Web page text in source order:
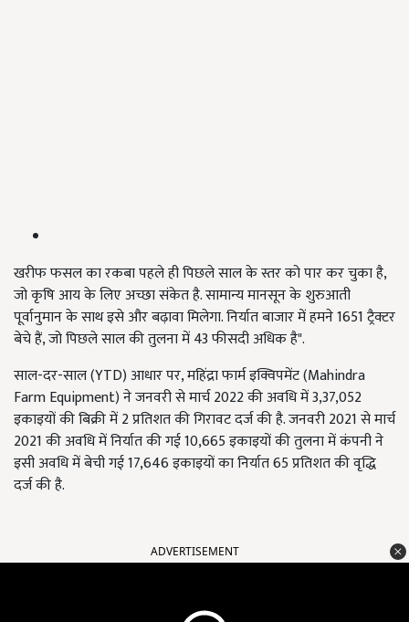
खरीफ फसल का रकबा पहले ही पिछले साल के स्तर को पार कर चुका है,
जो कृषि आय के लिए अच्छा संकेत है. सामान्य मानसून के शुरुआती
पूर्वानुमान के साथ इसे और बढ़ावा मिलेगा. निर्यात बाजार में हमने 1651 ट्रैक्टर
बेचे हैं, जो पिछले साल की तुलना में 43 फीसदी अधिक है".
साल-दर-साल (YTD) आधार पर, महिंद्रा फार्म इक्विपमेंट (Mahindra
Farm Equipment) ने जनवरी से मार्च 2022 की अवधि में 3,37,052
इकाइयों की बिक्री में 2 प्रतिशत की गिरावट दर्ज की है. जनवरी 2021 से मार्च
2021 की अवधि में निर्यात की गई 10,665 इकाइयों की तुलना में कंपनी ने
इसी अवधि में बेची गई 17,646 इकाइयों का निर्यात 65 प्रतिशत की वृद्धि
दर्ज की है.
ADVERTISEMENT